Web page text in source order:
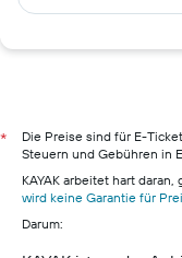
Hotels in Göhren-
Hotels in Neustadt
Hotels in München
Hotels in
*
Die Preise sind für E-
Steuern und Gebühren in
KAYAK arbeitet hart
wird keine Garantie für
Darum: